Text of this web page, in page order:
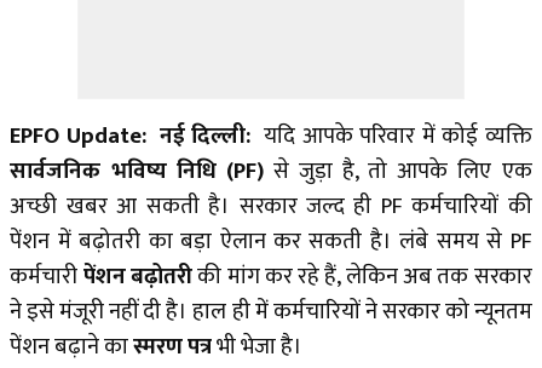
EPFO Update: नई दिल्ली: यदि आपके परिवार में कोई व्यक्ति
सार्वजनिक भविष्य निधि (PF)से जुड़ा है, तो आपके लिए एक
अच्छी खबर आ सकती है। सरकार जल्द ही PF कर्मचारियों की
पेंशन में बढ़ोतरी का बड़ा ऐलान कर सकती है। लंबे समय से PF
कर्मचारीपेंशन बढ़ोतरीकी मांग कर रहे हैं, लेकिन अब तक सरकार
ने इसे मंजूरी नहीं दी है। हाल ही में कर्मचारियों ने सरकार को न्यूनतम
पेंशन बढ़ाने कास्मरण पत्रभी भेजा है।